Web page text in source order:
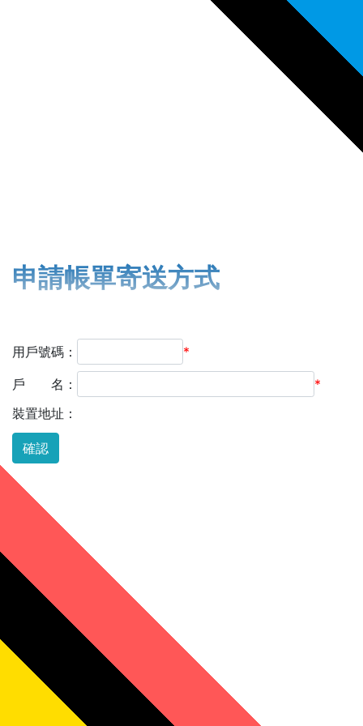
申請帳單寄送方式
用戶號碼： *
戶 名：
*
裝置地址：